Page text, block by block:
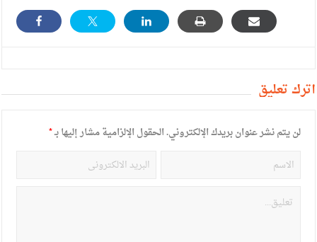
أترك تعليق
لن يتم نشر عنوان بريدك الإلكتروني.الحقول الإلزامية مشار إليها بـ*